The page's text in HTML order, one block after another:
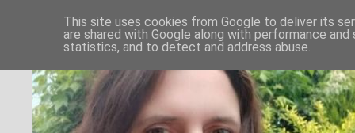
This site uses cookies from Google to deliver its
are shared with Google along with performance
statistics, and to detect and address abuse.